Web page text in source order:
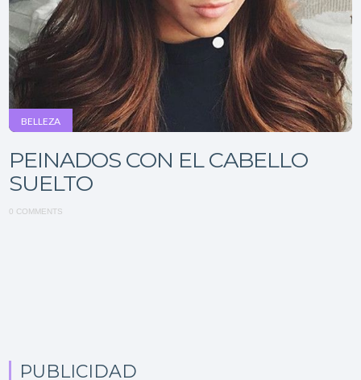
BELLEZA
PEINADOS CON EL CABELLO
SUELTO
0 COMMENTS
PUBLICIDAD